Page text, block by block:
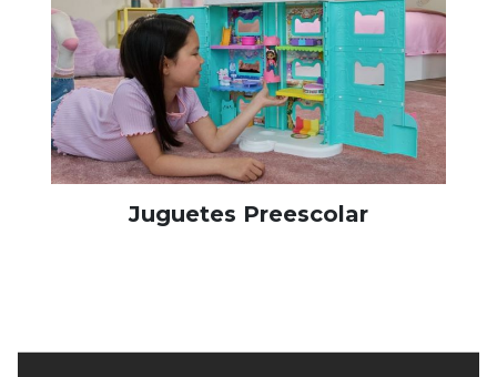
Juguetes Preescolar